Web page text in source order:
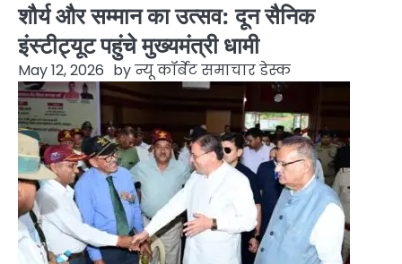
शौर्य और सम्मान का उत्सव: दून सैनिक
इंस्टीट्यूट पहुंचे मुख्यमंत्री धामी
May 12, 2026 byन्यू कॉर्बेट समाचार डेस्क